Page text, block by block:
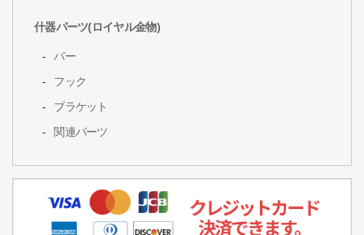
什器パーツ(ロイヤル金物)
バー
フック
ブラケット
関連パーツ